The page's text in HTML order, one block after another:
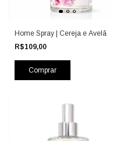
Home Spray | Cereja e Avelã
R$109,00